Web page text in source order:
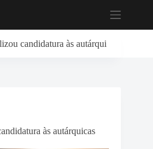
candidatura às autárquicas
às autárquicas